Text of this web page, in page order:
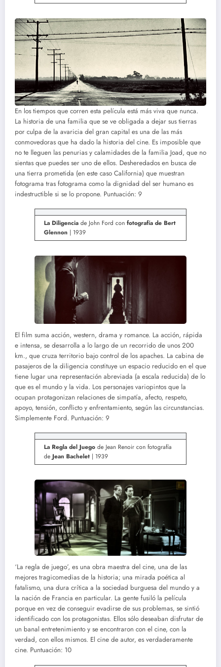
En los tiempos que corren esta película está más viva que nunca.
La historia de una familia que se ve obligada a dejar sus tierras
por culpa de la avaricia del gran capital es una de las más
conmovedoras que ha dado la historia del cine. Es imposible que
no te lleguen las penurias y calamidades de la familia Joad, que no
sientas que puedes ser uno de ellos. Desheredados en busca de
una tierra prometida (en este caso California) que muestran
fotograma tras fotograma como la dignidad del ser humano es
indestructible si se lo propone. Puntuación: 9
La Diligencia de John Ford con fotografía de Bert
Glennon | 1939
El film suma acción, western, drama y romance. La acción, rápida
e intensa, se desarrolla a lo largo de un recorrido de unos 200
km., que cruza territorio bajo control de los apaches. La cabina de
pasajeros de la diligencia constituye un espacio reducido en el que
tiene lugar una representación abreviada (a escala reducida) de lo
que es el mundo y la vida. Los personajes variopintos que la
ocupan protagonizan relaciones de simpatía, afecto, respeto,
apoyo, tensión, conflicto y enfrentamiento, según las circunstancias.
Simplemente Ford. Puntuación: 9
La Regla del Juego de Jean Renoir con fotografía
de Jean Bachelet | 1939
‘La regla de juego’, es una obra maestra del cine, una de las
mejores tragicomedias de la historia; una mirada poética al
fatalismo, una dura crítica a la sociedad burguesa del mundo y a
la nación de Francia en particular. La gente fusiló la película
porque en vez de conseguir evadirse de sus problemas, se sintió
identificado con los protagonistas. Ellos sólo deseaban disfrutar de
un banal entretenimiento y se encontraron con el cine, con la
verdad, con ellos mismos. El cine de autor, es verdaderamente
cine. Puntuación: 10